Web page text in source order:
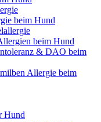
beim Hund
beim Hund
& DAO beim
Allergie beim
Hund